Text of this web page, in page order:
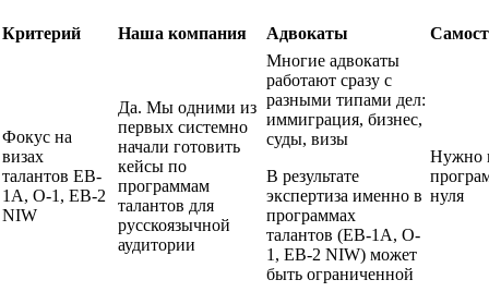
Критерий Наша компания Адвокаты
Фокус на
визах
талантов EB-
1A, O-1, EB-2
NIW
Да. Мы одними из
первых системно
начали готовить
кейсы по
программам
талантов для
русскоязычной
аудитории
Многие адвокаты
работают сразу с
разными типами дел:
иммиграция, бизнес,
суды, визы
В результате
экспертиза именно в
программах
талантов (EB-1A, O-
1, EB-2 NIW) может
быть ограниченной
Нужно
нуля